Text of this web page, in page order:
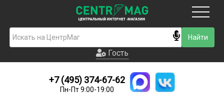
Гость
Новинки
Гость
+7 (495) 374-67-62
Пн-Пт 9:00-19:00